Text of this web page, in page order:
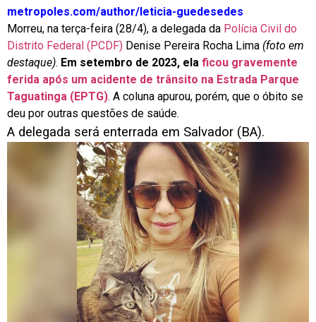
metropoles.com/author/leticia-guedesedes
Morreu, na terça-feira (28/4), a delegada da Polícia Civil do
Distrito Federal (PCDF) Denise Pereira Rocha Lima (foto em
destaque). Em setembro de 2023, ela ficou gravemente
ferida após um acidente de trânsito na Estrada Parque
Taguatinga (EPTG). A coluna apurou, porém, que o óbito se
deu por outras questões de saúde.
A delegada será enterrada em Salvador (BA).